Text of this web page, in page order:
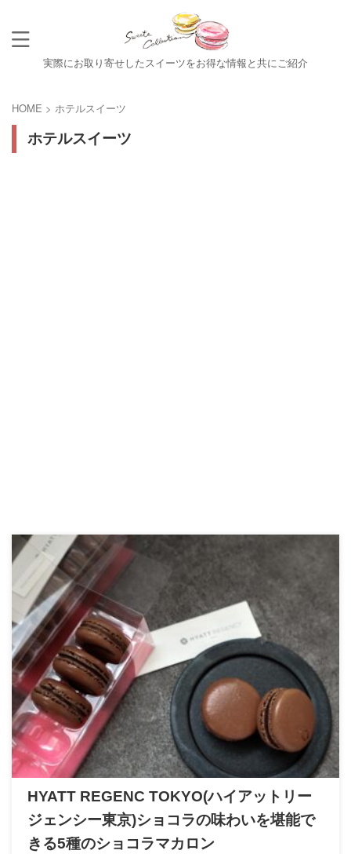
実際にお取り寄せしたスイーツをお得な情報と共にご紹介
HOME > ホテルスイーツ
ホテルスイーツ
HYATT REGENC TOKYO(ハイアットリー
ジェンシー東京)ショコラの味わいを堪能で
きる5種のショコラマカロン